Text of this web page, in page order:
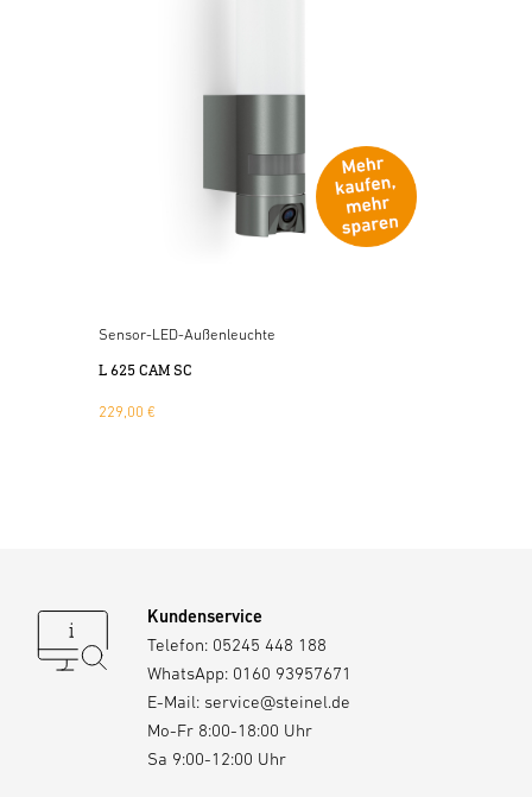
Sensor-LED-Außenleuchte
L 625 CAM SC
229,00 €
Kundenservice
Telefon: 05245 448 188
WhatsApp: 0160 93957671
E-Mail: service@steinel.de
Mo-Fr 8:00-18:00 Uhr
Sa 9:00-12:00 Uhr